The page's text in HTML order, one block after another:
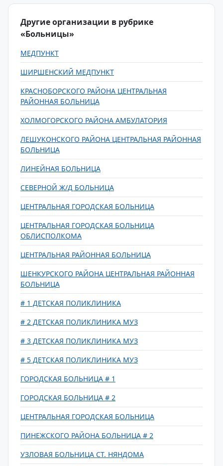
Другие организации в рубрике
«Больницы»
МЕДПУНКТ
ШИРШЕНСКИЙ МЕДПУНКТ
КРАСНОБОРСКОГО РАЙОНА ЦЕНТРАЛЬНАЯ
РАЙОННАЯ БОЛЬНИЦА
ХОЛМОГОРСКОГО РАЙОНА АМБУЛАТОРИЯ
ЛЕШУКОНСКОГО РАЙОНА ЦЕНТРАЛЬНАЯ РАЙОННАЯ
БОЛЬНИЦА
ЛИНЕЙНАЯ БОЛЬНИЦА
СЕВЕРНОЙ Ж/Д БОЛЬНИЦА
ЦЕНТРАЛЬНАЯ ГОРОДСКАЯ БОЛЬНИЦА
ЦЕНТРАЛЬНАЯ ГОРОДСКАЯ БОЛЬНИЦА
ОБЛИСПОЛКОМА
ЦЕНТРАЛЬНАЯ РАЙОННАЯ БОЛЬНИЦА
ШЕНКУРСКОГО РАЙОНА ЦЕНТРАЛЬНАЯ РАЙОННАЯ
БОЛЬНИЦА
# 1 ДЕТСКАЯ ПОЛИКЛИНИКА
# 2 ДЕТСКАЯ ПОЛИКЛИНИКА МУЗ
# 3 ДЕТСКАЯ ПОЛИКЛИНИКА МУЗ
# 5 ДЕТСКАЯ ПОЛИКЛИНИКА МУЗ
ГОРОДСКАЯ БОЛЬНИЦА # 1
ГОРОДСКАЯ БОЛЬНИЦА # 2
ЦЕНТРАЛЬНАЯ ГОРОДСКАЯ БОЛЬНИЦА
ПИНЕЖСКОГО РАЙОНА БОЛЬНИЦА # 2
УЗЛОВАЯ БОЛЬНИЦА СТ. НЯНДОМА